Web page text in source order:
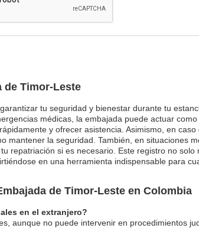
de Timor-Leste
tu seguridad y bienestar durante tu
médicas, la embajada puede actuar
y ofrecer asistencia. Asimismo, en
mantener la seguridad. También, en situaciones
repatriación si es necesario. Este registro no
en una herramienta indispensable para
de Timor-Leste en Colombia
en el extranjero?
aunque no puede intervenir en procedimientos